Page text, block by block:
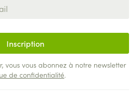
Inscription
vous vous abonnez à notre newsletter
de confidentialité.